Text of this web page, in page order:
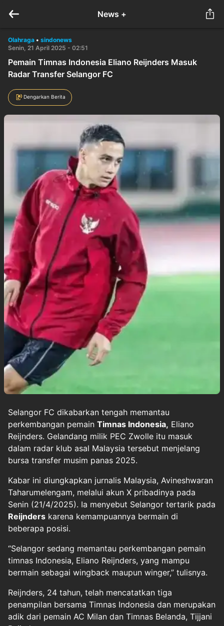
News +
Olahraga • sindonews
Senin, 21 April 2025 - 02:51
Pemain Timnas Indonesia Eliano Reijnders Masuk
Radar Transfer Selangor FC
Dengarkan Berita
Selangor FC dikabarkan tengah memantau
perkembangan pemain Timnas Indonesia, Eliano
Reijnders. Gelandang milik PEC Zwolle itu masuk
dalam radar klub asal Malaysia tersebut menjelang
bursa transfer musim panas 2025.
Kabar ini diungkapkan jurnalis Malaysia, Avineshwaran
Taharumelengam, melalui akun X pribadinya pada
Senin (21/4/2025). Ia menyebut Selangor tertarik pada
Reijnders karena kemampuannya bermain di
beberapa posisi.
“Selangor sedang memantau perkembangan pemain
timnas Indonesia, Eliano Reijnders, yang mampu
bermain sebagai wingback maupun winger,” tulisnya.
Reijnders, 24 tahun, telah mencatatkan tiga
penampilan bersama Timnas Indonesia dan merupakan
adik dari pemain AC Milan dan Timnas Belanda, Tijjani